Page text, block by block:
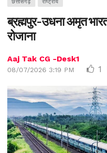
छत्तीसगढ़ राष्ट्रीय
ब्रह्मपुर-उधना अमृत
रोजाना
Aaj Tak CG -Desk1
08/07/2026 3:19 PM 1